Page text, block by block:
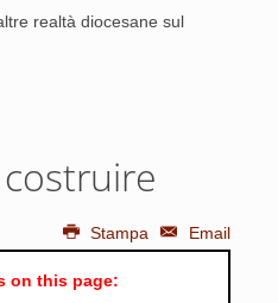
realtà diocesane sul
Stampa Email
on this page: